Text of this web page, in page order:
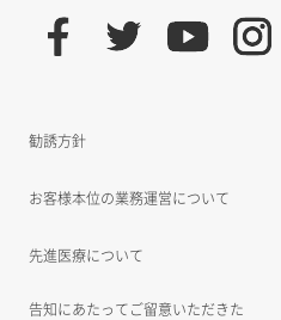
勧誘方針
お客様本位の業務運営について
先進医療について
告知にあたってご留意いただきた